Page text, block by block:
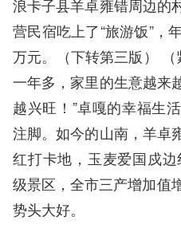
浪卡子县羊卓雍错周边的
营民宿吃上了“旅游饭”，
万元。（下转第三版）
一年多，家里的生意越来
越兴旺！”卓嘎的幸福生
注脚。如今的山南，羊卓
红打卡地，玉麦爱国戍
级景区，全市三产增加值
势头大好。